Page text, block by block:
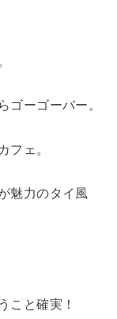
ゴーゴーバー。
フェ。
魅力のタイ風
こと確実！